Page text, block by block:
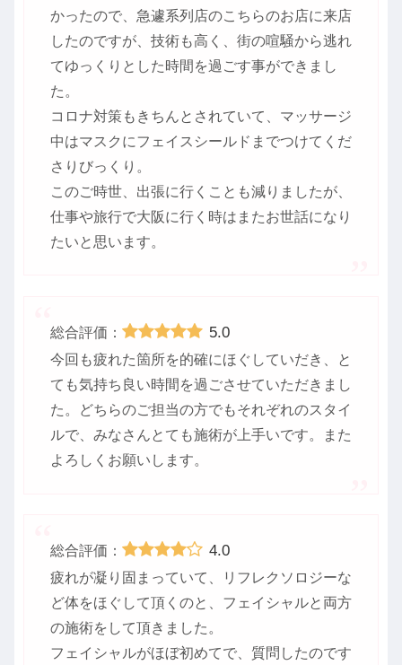
かったので、急遽系列店のこちらのお店に来店
したのですが、技術も高く、街の喧騒から逃れ
てゆっくりとした時間を過ごす事ができまし
た。
コロナ対策もきちんとされていて、マッサージ
中はマスクにフェイスシールドまでつけてくだ
さりびっくり。
このご時世、出張に行くことも減りましたが、
仕事や旅行で大阪に行く時はまたお世話になり
たいと思います。
総合評価： 5.0
今回も疲れた箇所を的確にほぐしていだき、と
ても気持ち良い時間を過ごさせていただきまし
た。どちらのご担当の方でもそれぞれのスタイ
ルで、みなさんとても施術が上手いです。また
よろしくお願いします。
総合評価： 4.0
疲れが凝り固まっていて、リフレクソロジーな
ど体をほぐして頂くのと、フェイシャルと両方
の施術をして頂きました。
フェイシャルがほぼ初めてで、質問したのです